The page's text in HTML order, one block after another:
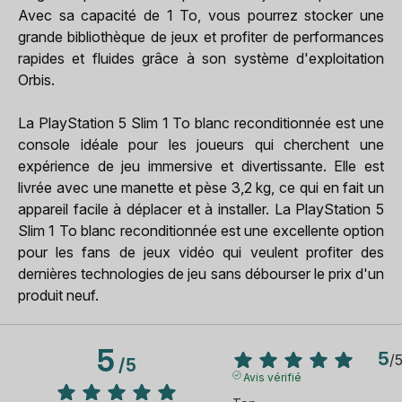
Avec sa capacité de 1 To, vous pourrez stocker une
grande bibliothèque de jeux et profiter de performances
rapides et fluides grâce à son système d'exploitation
Orbis.
La PlayStation 5 Slim 1 To blanc reconditionnée est une
console idéale pour les joueurs qui cherchent une
expérience de jeu immersive et divertissante. Elle est
livrée avec une manette et pèse 3,2 kg, ce qui en fait un
appareil facile à déplacer et à installer. La PlayStation 5
Slim 1 To blanc reconditionnée est une excellente option
pour les fans de jeux vidéo qui veulent profiter des
dernières technologies de jeu sans débourser le prix d'un
produit neuf.
5/5 5/5
Avis vérifié